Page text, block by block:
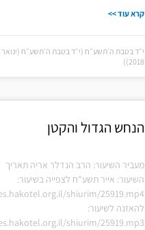
קרא עוד >>
2018))
הנחש הגדול והקטן
מעביר השיעור: הרב הנדלר אריה תאריך
השיעור: אייר תשע"ח לצפייה בשיעור:
shiurim/25919.mp4
להאזנה לשיעור:
shiurim/25919.mp3